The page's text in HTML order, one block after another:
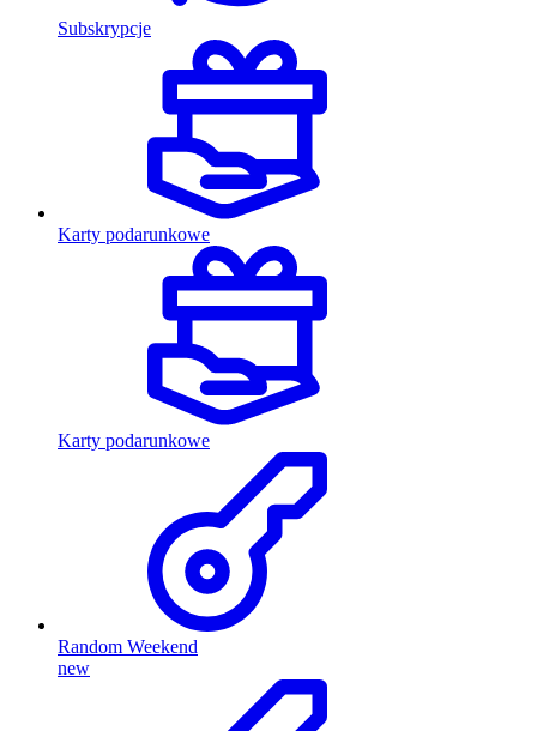
Subskrypcje
Karty podarunkowe
Karty podarunkowe
Random Weekend
new